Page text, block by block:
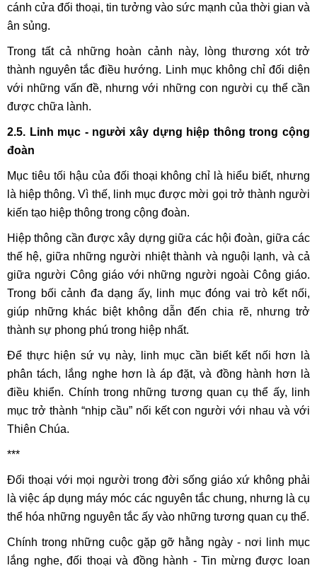
cánh cửa đối thoại, tin tưởng vào sức mạnh của thời gian và
ân sủng.
Trong tất cả những hoàn cảnh này, lòng thương xót trở
thành nguyên tắc điều hướng. Linh mục không chỉ đối diện
với những vấn đề, nhưng với những con người cụ thể cần
được chữa lành.
2.5. Linh mục - người xây dựng hiệp thông trong cộng
đoàn
Mục tiêu tối hậu của đối thoại không chỉ là hiểu biết, nhưng
là hiệp thông. Vì thế, linh mục được mời gọi trở thành người
kiến tạo hiệp thông trong cộng đoàn.
Hiệp thông cần được xây dựng giữa các hội đoàn, giữa các
thế hệ, giữa những người nhiệt thành và nguội lạnh, và cả
giữa người Công giáo với những người ngoài Công giáo.
Trong bối cảnh đa dạng ấy, linh mục đóng vai trò kết nối,
giúp những khác biệt không dẫn đến chia rẽ, nhưng trở
thành sự phong phú trong hiệp nhất.
Để thực hiện sứ vụ này, linh mục cần biết kết nối hơn là
phân tách, lắng nghe hơn là áp đặt, và đồng hành hơn là
điều khiển. Chính trong những tương quan cụ thể ấy, linh
mục trở thành “nhịp cầu” nối kết con người với nhau và với
Thiên Chúa.
***
Đối thoại với mọi người trong đời sống giáo xứ không phải
là việc áp dụng máy móc các nguyên tắc chung, nhưng là cụ
thể hóa những nguyên tắc ấy vào những tương quan cụ thể.
Chính trong những cuộc gặp gỡ hằng ngày - nơi linh mục
lắng nghe, đối thoại và đồng hành - Tin mừng được loan